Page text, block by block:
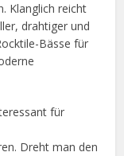
Klanglich reicht
drahtiger und
Bässe für
für
Dreht man den